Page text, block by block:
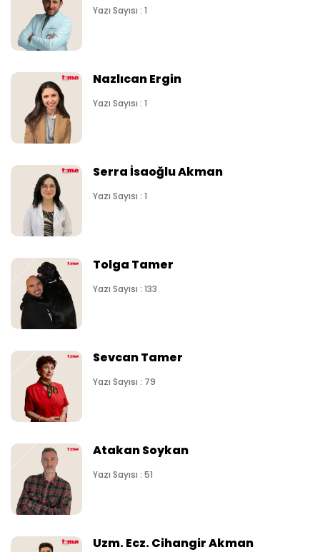
Yazı Sayısı : 1
Nazlıcan Ergin
Yazı Sayısı : 1
Serra İsaoğlu Akman
Yazı Sayısı : 1
Tolga Tamer
Yazı Sayısı : 133
Sevcan Tamer
Yazı Sayısı : 79
Atakan Soykan
Yazı Sayısı : 51
Uzm. Ecz. Cihangir Akman